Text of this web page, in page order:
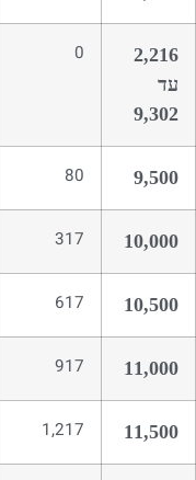
2,216
עד
9,302
0
9,500
80
10,000
317
10,500
617
11,000
917
11,500
1,217